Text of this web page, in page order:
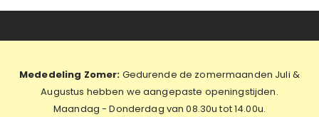
Mededeling Zomer: Gedurende de zomermaanden Juli &
Augustus hebben we aangepaste openingstijden.
Maandag - Donderdag van 08.30u tot 14.00u.